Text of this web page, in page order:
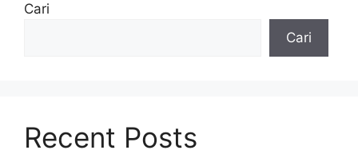
Cari
Cari
Recent Posts